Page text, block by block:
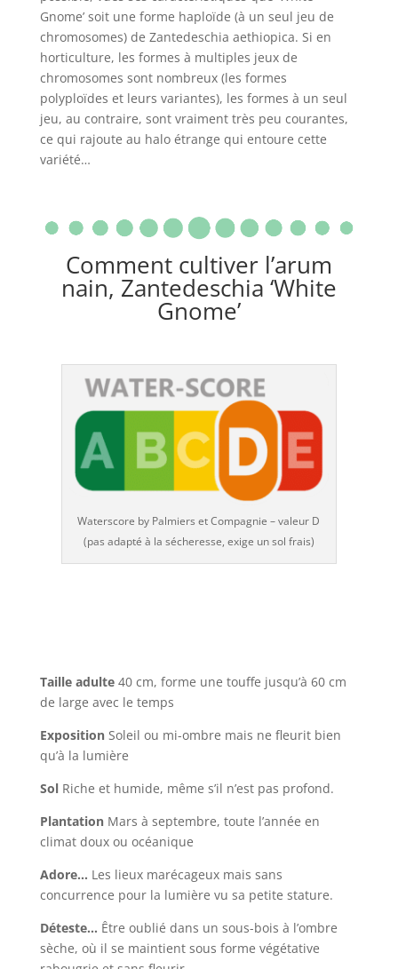
Gnome’ soit une forme haploïde (à un seul jeu de
chromosomes) de Zantedeschia aethiopica. Si en
horticulture, les formes à multiples jeux de
chromosomes sont nombreux (les formes
polyploïdes et leurs variantes), les formes à un seul
jeu, au contraire, sont vraiment très peu courantes,
ce qui rajoute au halo étrange qui entoure cette
variété…
Comment cultiver l’arum
nain, Zantedeschia ‘White
Gnome’
Waterscore by Palmiers et Compagnie – valeur D
(pas adapté à la sécheresse, exige un sol frais)
Taille adulte 40 cm, forme une touffe jusqu’à 60 cm
de large avec le temps
ExpositionSoleil ou mi-ombre mais ne fleurit bien
qu’à la lumière
SolRiche et humide, même s’il n’est pas profond.
PlantationMars à septembre, toute l’année en
climat doux ou océanique
Adore… Les lieux marécageux mais sans
concurrence pour la lumière vu sa petite stature.
Déteste… Être oublié dans un sous-bois à l’ombre
sèche, où il se maintient sous forme végétative